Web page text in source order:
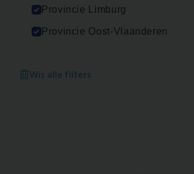
Provincie Limburg
Provincie Oost-Vlaanderen
Wis alle filters